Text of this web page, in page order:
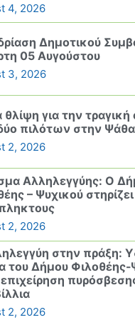
4, 2026
Δημοτικού
05 Αυγούστου
3, 2026
θλίψη για την
πιλότων στην Ψάθα
2, 2026
Αλληλεγγύης: Ο
– Ψυχικού
2, 2026
στην πράξη:
του Δήμου Φιλοθέης-
2, 2026